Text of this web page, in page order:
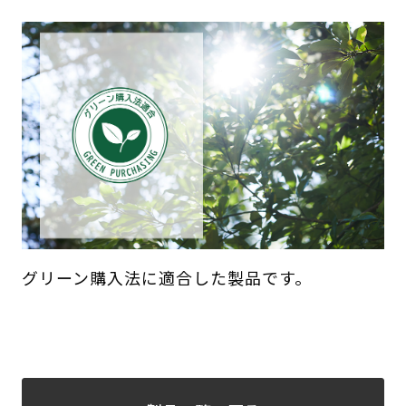
グリーン購入法に適合した製品です。